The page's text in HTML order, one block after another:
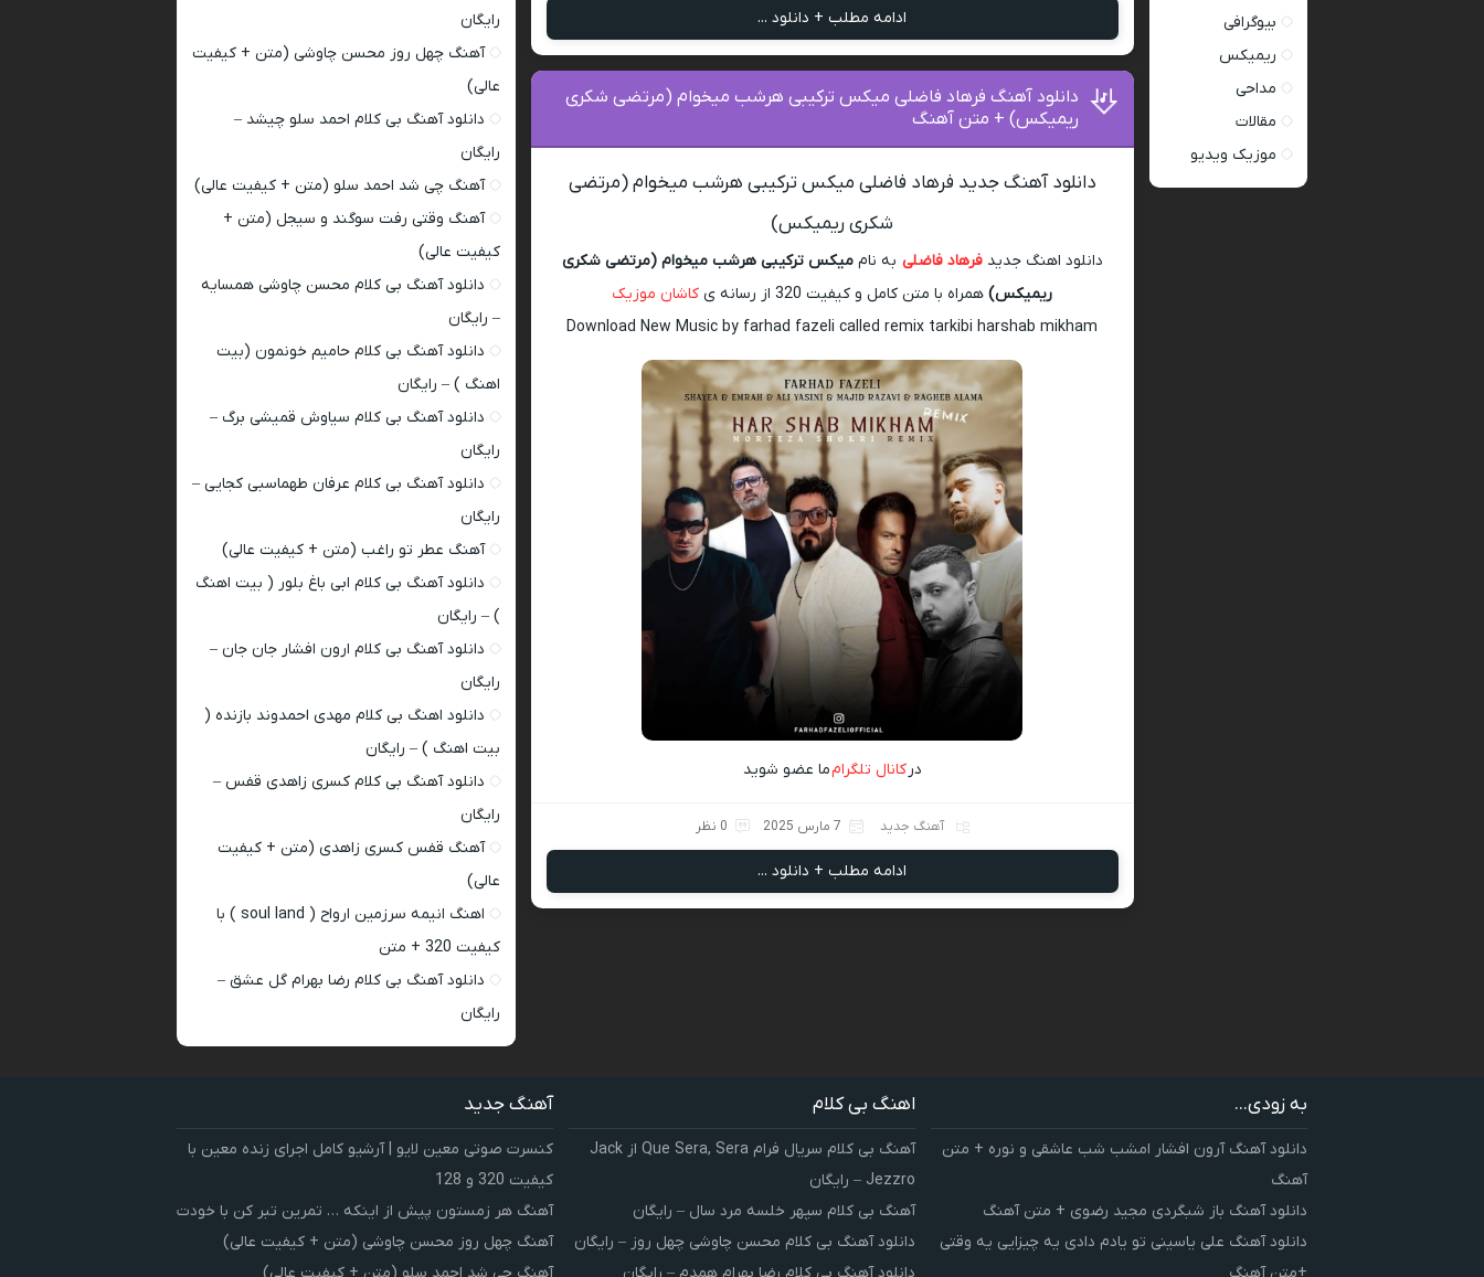
ادامه مطلب + دانلود ...
دانلود آهنگ فرهاد فاضلی میکس ترکیبی هرشب میخوام (مرتضی شکری
ریمیکس) + متن آهنگ
دانلود آهنگ جدید فرهاد فاضلی میکس ترکیبی هرشب میخوام (مرتضی
شکری ریمیکس)
دانلود اهنگ جدیدفرهاد فاضلی به ناممیکس ترکیبی هرشب میخوام (مرتضی شکری
ریمیکس)همراه با متن کامل و کیفیت 320 از رسانه ی
کاشان موزیک
Download New Music by farhad fazeli called remix tarkibi harshab mikham
درکانال تلگرامما عضو شوید
آهنگ جدید 7 مارس 2025 0 نظر
ادامه مطلب + دانلود ...
بیوگرافی
ریمیکس
مداحی
مقالات
موزیک ویدیو
رایگان
آهنگ چهل روز محسن چاوشی (متن + کیفیت
عالی)
دانلود آهنگ بی کلام احمد سلو چیشد –
رایگان
آهنگ چی شد احمد سلو (متن + کیفیت عالی)
آهنگ وقتی رفت سوگند و سیجل (متن +
کیفیت عالی)
دانلود آهنگ بی کلام محسن چاوشی همسایه
– رایگان
دانلود آهنگ بی کلام حامیم خونمون (بیت
اهنگ ) – رایگان
دانلود آهنگ بی کلام سیاوش قمیشی برگ –
رایگان
دانلود آهنگ بی کلام عرفان طهماسبی کجایی –
رایگان
آهنگ عطر تو راغب (متن + کیفیت عالی)
دانلود آهنگ بی کلام ابی باغ بلور ( بیت اهنگ
) – رایگان
دانلود آهنگ بی کلام ارون افشار جان جان –
رایگان
دانلود اهنگ بی کلام مهدی احمدوند بازنده (
بیت اهنگ ) – رایگان
دانلود آهنگ بی کلام کسری زاهدی قفس –
رایگان
آهنگ قفس کسری زاهدی (متن + کیفیت
عالی)
اهنگ انیمه سرزمین ارواح ( soul land ) با
کیفیت 320 + متن
دانلود آهنگ بی کلام رضا بهرام گل عشق –
رایگان
به زودی...
دانلود آهنگ آرون افشار امشب شب عاشقی و نوره + متن
آهنگ
دانلود آهنگ باز شبگردی مجید رضوی + متن آهنگ
دانلود آهنگ علی یاسینی تو یادم دادی یه چیزایی یه وقتی
اهنگ بی کلام
آهنگ بی کلام سریال فرام Que Sera, Sera از Jack
Jezzro – رایگان
آهنگ بی کلام سپهر خلسه مرد سال – رایگان
دانلود آهنگ بی کلام محسن چاوشی چهل روز – رایگان
آهنگ جدید
کنسرت صوتی معین لایو | آرشیو کامل اجرای زنده معین با
کیفیت 320 و 128
آهنگ هر زمستون پیش از اینکه … تمرین تبر کن با خودت
آهنگ چهل روز محسن چاوشی (متن + کیفیت عالی)